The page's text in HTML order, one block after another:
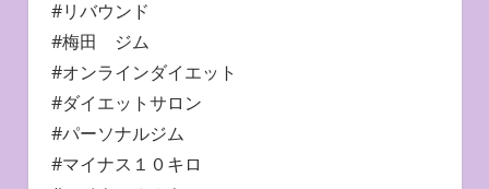
#リバウンド
#梅田 ジム
#オンラインダイエット
#ダイエットサロン
#パーソナルジム
#マイナス１０キロ